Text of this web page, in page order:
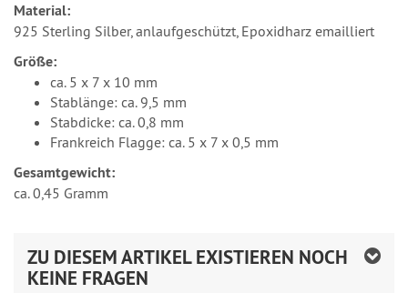
Material:
925 Sterling Silber, anlaufgeschützt, Epoxidharz emailliert
Größe:
ca. 5 x 7 x 10 mm
Stablänge: ca. 9,5 mm
Stabdicke: ca. 0,8 mm
Frankreich Flagge: ca. 5 x 7 x 0,5 mm
Gesamtgewicht:
ca. 0,45 Gramm
ZU DIESEM ARTIKEL EXISTIEREN NOCH
KEINE FRAGEN